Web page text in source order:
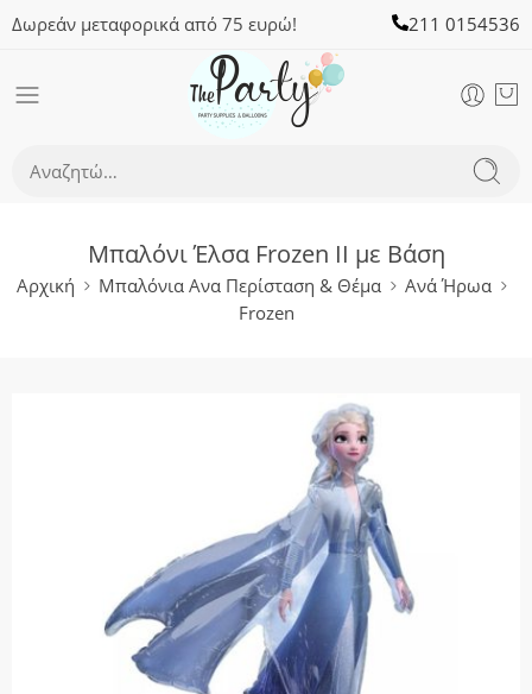
Δωρεάν μεταφορικά από 75 ευρώ! 211 0154536
Μπαλόνι Έλσα Frozen II με Βάση
Αρχική Μπαλόνια Ανα Περίσταση & Θέμα
Ανά Ήρωα
Frozen